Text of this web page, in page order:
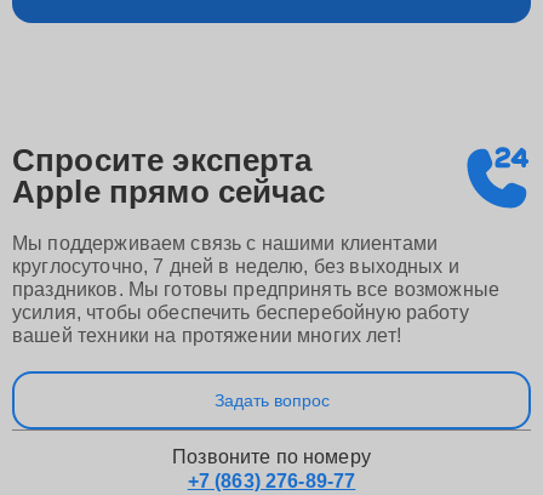
Спросите эксперта
Apple прямо сейчас
Мы поддерживаем связь с нашими клиентами
круглосуточно, 7 дней в неделю, без выходных и
праздников. Мы готовы предпринять все возможные
усилия, чтобы обеспечить бесперебойную работу
вашей техники на протяжении многих лет!
Задать вопрос
Позвоните по номеру
+7 (863) 276-89-77